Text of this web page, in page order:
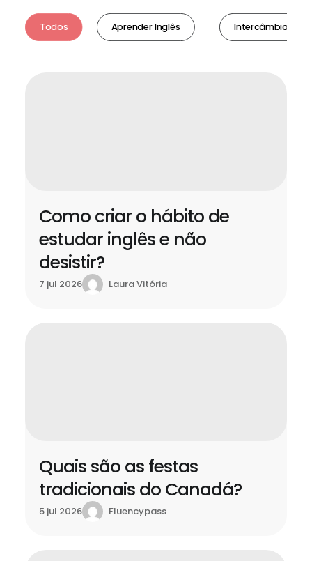
Todos Aprender Inglês Intercâmbio
Como criar o hábito de
estudar inglês e não
desistir?
Laura Vitória
7 jul 2026
Quais são as festas
tradicionais do Canadá?
Fluencypass
5 jul 2026